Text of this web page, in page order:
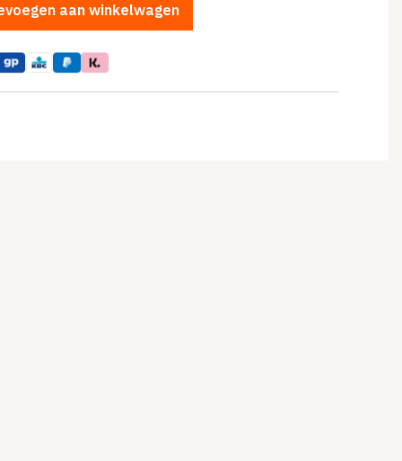
aan winkelwagen